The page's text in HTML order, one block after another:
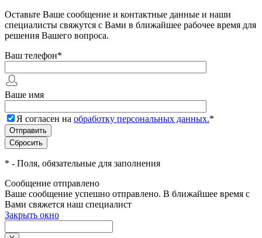
Оставьте Ваше сообщение и контактные данные и наши
специалисты свяжутся с Вами в ближайшее рабочее время для
решения Вашего вопроса.
Ваш телефон*
Ваше имя
Я согласен на обработку персональных данных.*
* - Поля, обязательные для заполнения
Сообщение отправлено
Ваше сообщение успешно отправлено. В ближайшее время с
Вами свяжется наш специалист
Закрыть окно